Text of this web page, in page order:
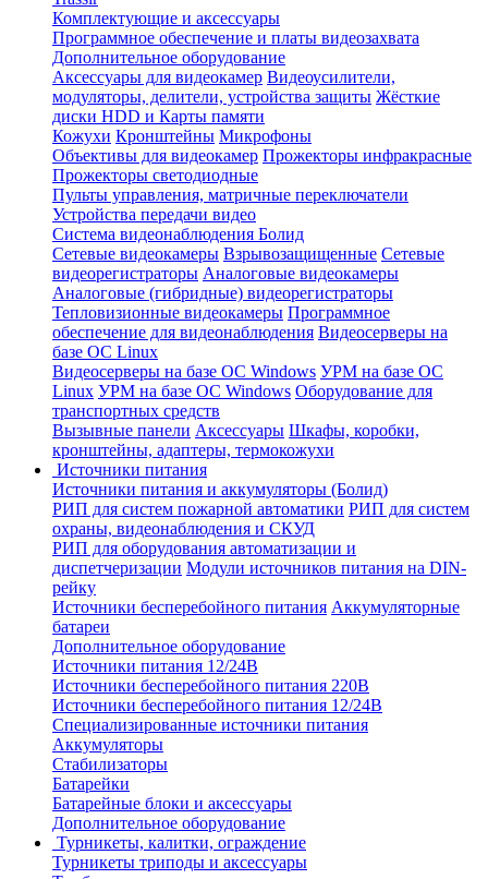
Комплектующие и аксессуары
Программное обеспечение и платы видеозахвата
Дополнительное оборудование
Аксессуары для видеокамер Видеоусилители,
модуляторы, делители, устройства защиты Жёсткие
диски HDD и Карты памяти
Кожухи Кронштейны Микрофоны
Объективы для видеокамер Прожекторы инфракрасные
Прожекторы светодиодные
Пульты управления, матричные переключатели
Устройства передачи видео
Система видеонаблюдения Болид
Сетевые видеокамеры Взрывозащищенные Сетевые
видеорегистраторы Аналоговые видеокамеры
Аналоговые (гибридные) видеорегистраторы
Тепловизионные видеокамеры Программное
обеспечение для видеонаблюдения Видеосерверы на
базе ОС Linux
Видеосерверы на базе ОС Windows УРМ на базе ОС
Linux УРМ на базе ОС Windows Оборудование для
транспортных средств
Вызывные панели Аксессуары Шкафы, коробки,
кронштейны, адаптеры, термокожухи
Источники питания
Источники питания и аккумуляторы (Болид)
РИП для систем пожарной автоматики РИП для систем
охраны, видеонаблюдения и СКУД
РИП для оборудования автоматизации и
диспетчеризации Модули источников питания на DIN-
рейку
Источники бесперебойного питания Аккумуляторные
батареи
Дополнительное оборудование
Источники питания 12/24В
Источники бесперебойного питания 220В
Источники бесперебойного питания 12/24В
Специализированные источники питания
Аккумуляторы
Стабилизаторы
Батарейки
Батарейные блоки и аксессуары
Дополнительное оборудование
Турникеты, калитки, ограждение
Турникеты триподы и аксессуары